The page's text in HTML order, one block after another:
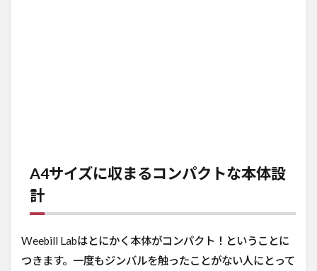
A4サイズに収まるコンパクトな本体設
計
Weebill Labはとにかく本体がコンパクト！ということに
つきます。一度もジンバルを触ったことがない人にとって